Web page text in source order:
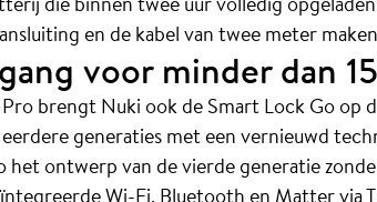
en de kabel van twee meter
voor minder dan
brengt Nuki ook de Smart Lock Go
generaties met een vernieuwd
het ontwerp van de vierde generatie
Wi-Fi, Bluetooth en Matter via